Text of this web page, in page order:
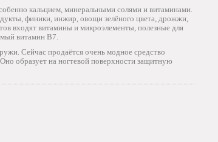
кальцием, минеральными солями и витаминами.
финики, инжир, овощи зелёного цвета, дрожжи,
входят витамины и микроэлементы, полезные для
витамин В7.
Сейчас продаётся очень модное средство
образует на ногтевой поверхности защитную